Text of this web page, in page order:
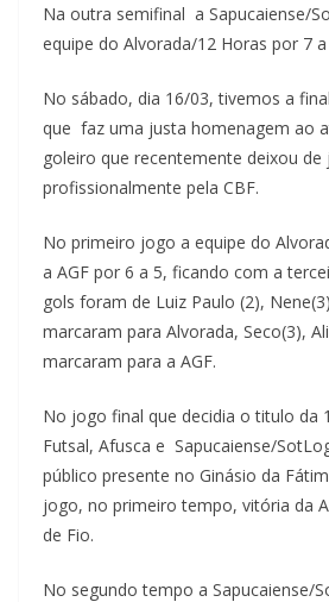
Na outra semifinal a Sapucaiense/
equipe do Alvorada/12 Horas por 7 a
No sábado, dia 16/03, tivemos a
que faz uma justa homenagem ao
goleiro que recentemente deixou de
profissionalmente pela CBF.
No primeiro jogo a equipe do
a AGF por 6 a 5, ficando com a
gols foram de Luiz Paulo (2),
marcaram para Alvorada, Seco(3),
marcaram para a AGF.
No jogo final que decidia o titulo da
Futsal, Afusca e Sapucaiense/
público presente no Ginásio da
jogo, no primeiro tempo, vitória da
de Fio.
No segundo tempo a Sapucaiense/